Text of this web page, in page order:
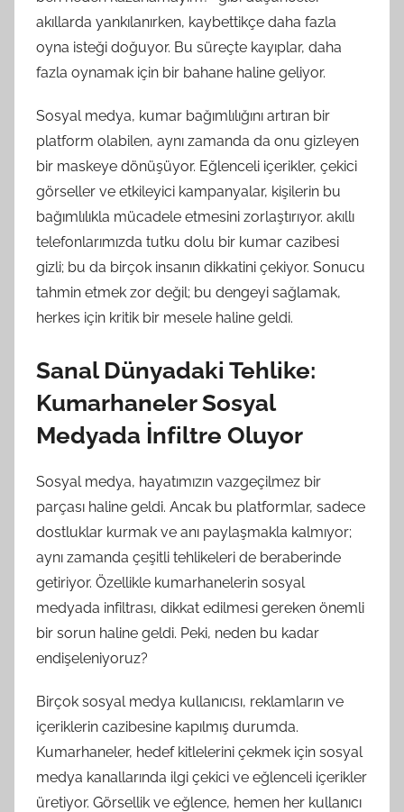
akıllarda yankılanırken, kaybettikçe daha fazla
oyna isteği doğuyor. Bu süreçte kayıplar, daha
fazla oynamak için bir bahane haline geliyor.
Sosyal medya, kumar bağımlılığını artıran bir
platform olabilen, aynı zamanda da onu gizleyen
bir maskeye dönüşüyor. Eğlenceli içerikler, çekici
görseller ve etkileyici kampanyalar, kişilerin bu
bağımlılıkla mücadele etmesini zorlaştırıyor. akıllı
telefonlarımızda tutku dolu bir kumar cazibesi
gizli; bu da birçok insanın dikkatini çekiyor. Sonucu
tahmin etmek zor değil; bu dengeyi sağlamak,
herkes için kritik bir mesele haline geldi.
Sanal Dünyadaki Tehlike:
Kumarhaneler Sosyal
Medyada İnfiltre Oluyor
Sosyal medya, hayatımızın vazgeçilmez bir
parçası haline geldi. Ancak bu platformlar, sadece
dostluklar kurmak ve anı paylaşmakla kalmıyor;
aynı zamanda çeşitli tehlikeleri de beraberinde
getiriyor. Özellikle kumarhanelerin sosyal
medyada infiltrası, dikkat edilmesi gereken önemli
bir sorun haline geldi. Peki, neden bu kadar
endişeleniyoruz?
Birçok sosyal medya kullanıcısı, reklamların ve
içeriklerin cazibesine kapılmış durumda.
Kumarhaneler, hedef kitlelerini çekmek için sosyal
medya kanallarında ilgi çekici ve eğlenceli içerikler
üretiyor. Görsellik ve eğlence, hemen her kullanıcı